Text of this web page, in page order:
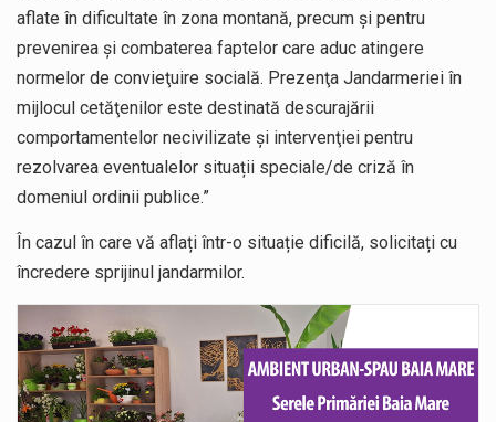
aflate în dificultate în zona montană, precum și pentru
prevenirea şi combaterea faptelor care aduc atingere
normelor de convieţuire socială. Prezenţa Jandarmeriei în
mijlocul cetăţenilor este destinată descurajării
comportamentelor necivilizate şi intervenţiei pentru
rezolvarea eventualelor situații speciale/de criză în
domeniul ordinii publice.”
În cazul în care vă aflați într-o situație dificilă, solicitați cu
încredere sprijinul jandarmilor.